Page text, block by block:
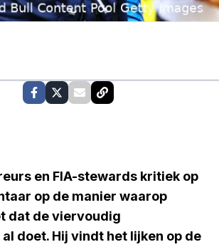
en FIA-stewards kritiek op
op de manier waarop
dat de viervoudig
doet. Hij vindt het lijken op de